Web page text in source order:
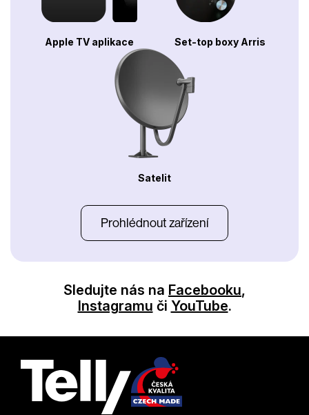
Apple TV aplikace Set-top boxy Arris
Satelit
Prohlédnout zařízení
Sledujte nás na Facebooku,
Instagramu či YouTube.